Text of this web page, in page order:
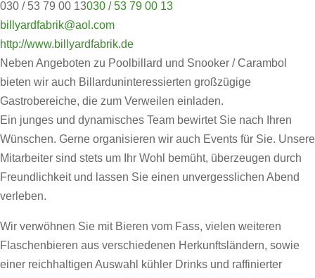
030 / 53 79 00 13030 / 53 79 00 13
billyardfabrik@aol.com
http://www.billyardfabrik.de
Neben Angeboten zu Poolbillard und Snooker / Carambol
bieten wir auch Billarduninteressierten großzügige
Gastrobereiche, die zum Verweilen einladen.
Ein junges und dynamisches Team bewirtet Sie nach Ihren
Wünschen. Gerne organisieren wir auch Events für Sie. Unsere
Mitarbeiter sind stets um Ihr Wohl bemüht, überzeugen durch
Freundlichkeit und lassen Sie einen unvergesslichen Abend
verleben.
Wir verwöhnen Sie mit Bieren vom Fass, vielen weiteren
Flaschenbieren aus verschiedenen Herkunftsländern, sowie
einer reichhaltigen Auswahl kühler Drinks und raffinierter